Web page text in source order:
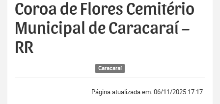
Coroa de Flores Cemitério
Municipal de Caracaraí –
RR
Caracaraí
Página atualizada em: 06/11/2025 17:17